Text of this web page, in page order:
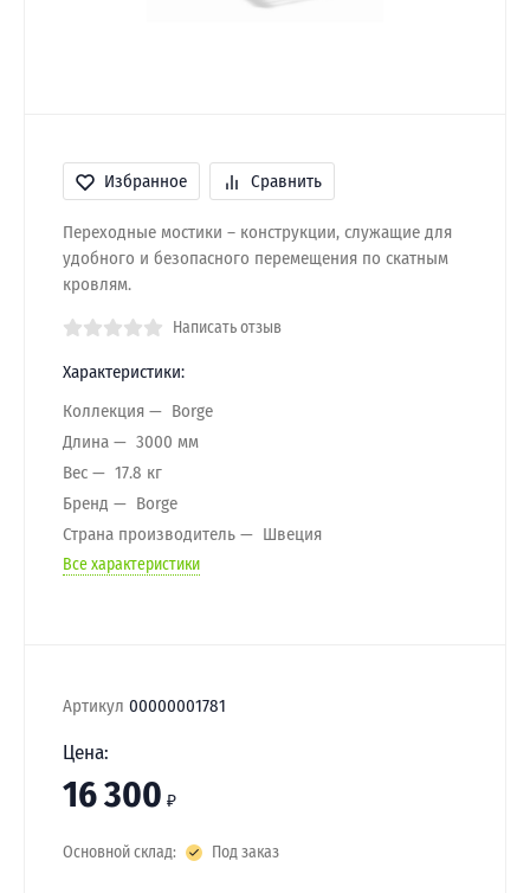
Избранное Сравнить
Переходные мостики – конструкции, служащие для
удобного и безопасного перемещения по скатным
кровлям.
Написать отзыв
Характеристики:
Коллекция
Borge
Длина
3000 мм
Вес
17.8 кг
Бренд
Borge
Страна производитель
Швеция
Все характеристики
Артикул 00000001781
Цена:
16 300 ₽
Основной склад: Под заказ